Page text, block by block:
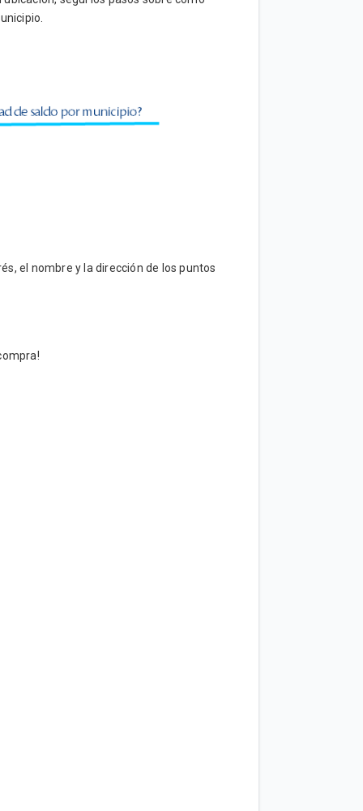
el nombre y la dirección de los puntos